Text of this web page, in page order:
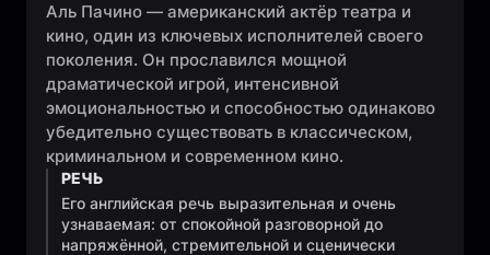
Аль Пачино — американский актёр театра и
кино, один из ключевых исполнителей своего
поколения. Он прославился мощной
драматической игрой, интенсивной
эмоциональностью и способностью одинаково
убедительно существовать в классическом,
криминальном и современном кино.
РЕЧЬ
Его английская речь выразительная и очень
узнаваемая: от спокойной разговорной до
напряжённой, стремительной и сценически